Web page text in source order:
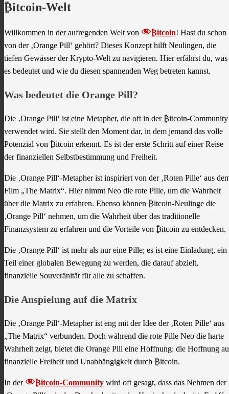
₿itcoin-Welt
Willkommen in der aufregenden Welt von ₿itcoin! Hast du schon
von der ‚Orange Pill‘ gehört? Dieses Konzept hilft Neulingen, die
tiefen Gewässer der Krypto-Welt zu navigieren. Hier erfährst du, was
es bedeutet und wie du diesen spannenden Weg betreten kannst.
Was bedeutet die Orange Pill?
Die ‚Orange Pill‘ ist eine Metapher, die oft in der ₿itcoin-Community
verwendet wird. Sie stellt den Moment dar, in dem jemand das volle
Potenzial von ₿itcoin erkennt. Es ist der erste Schritt auf einer Reise
der finanziellen Selbstbestimmung und Freiheit.
Die ‚Orange Pill‘-Metapher ist inspiriert von der ‚Roten Pille‘ aus
Film „The Matrix“. Hier nimmt Neo die rote Pille, um die Wahrheit
über die Matrix zu erfahren. Ebenso können ₿itcoin-Neulinge die
‚Orange Pill‘ nehmen, um die Wahrheit über das traditionelle
Finanzsystem zu erfahren und die Vorteile von ₿itcoin zu entdecken.
Die ‚Orange Pill‘ ist mehr als nur eine Pille; es ist eine Einladung, ein
Teil einer globalen Bewegung zu werden, die darauf abzielt,
finanzielle Souveränität für alle zu schaffen.
Die Anspielung auf die Matrix
Die ‚Orange Pill‘-Metapher ist eng mit der Idee der ‚Roten Pille‘ aus
„The Matrix“ verbunden. Doch während die rote Pille Neo die harte
Wahrheit zeigt, bietet die Orange Pill eine Hoffnung: die Hoffnung
finanzielle Freiheit und Unabhängigkeit durch ₿itcoin.
In der ₿itcoin-Community wird oft gesagt, dass das Nehmen der